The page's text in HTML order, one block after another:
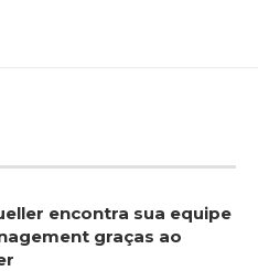
encontra sua equipe
graças ao